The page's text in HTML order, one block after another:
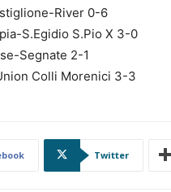
River 0-6
S.Egidio S.Pio X 3-0
Segnate 2-1
Colli Morenici 3-3
Twitter